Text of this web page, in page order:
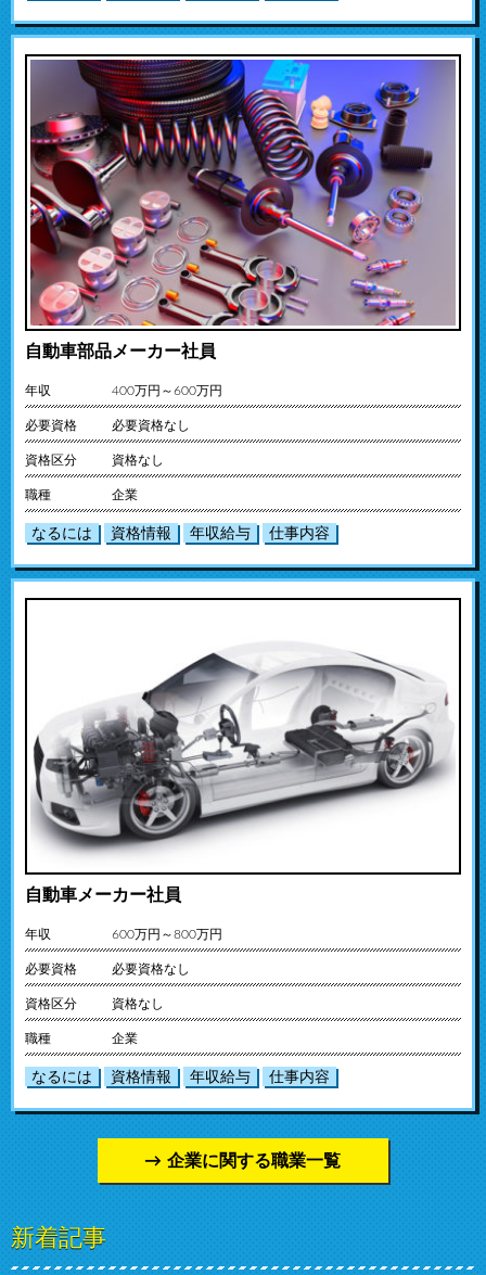
自動車部品メーカー社員
年収 400万円～600万円
必要資格 必要資格なし
資格区分 資格なし
職種 企業
なるには 資格情報 年収給与 仕事内容
自動車メーカー社員
年収 600万円～800万円
必要資格 必要資格なし
資格区分 資格なし
職種 企業
なるには 資格情報 年収給与 仕事内容
企業に関する職業一覧
新着記事